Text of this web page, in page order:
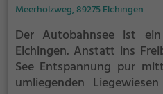
Meerholzweg, 89275 Elchingen
Der Autobahnsee ist
Elchingen. Anstatt ins
See Entspannung pur
umliegenden